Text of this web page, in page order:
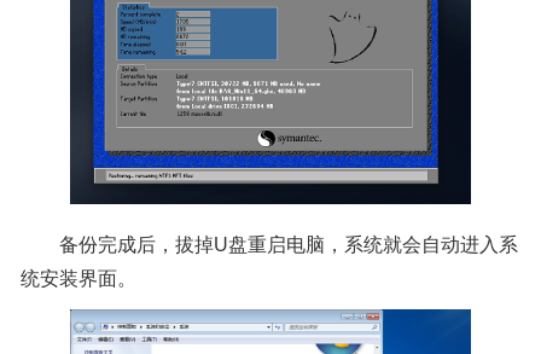
备份完成后，拔掉U盘重启电脑，系统就会自动进入系
统安装界面。